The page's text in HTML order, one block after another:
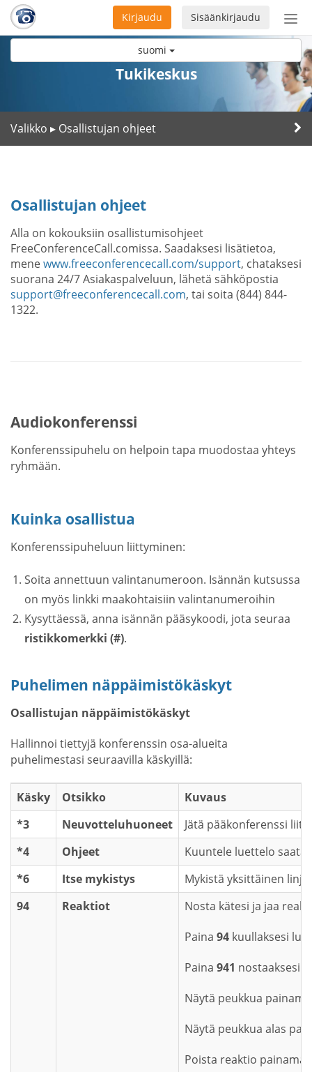
suomi
Sisäänkirjaudu
Kirjaudu
Tukikeskus
Valikko ▸ Osallistujan ohjeet
Osallistujan ohjeet
Alla on kokouksiin osallistumisohjeet
FreeConferenceCall.comissa. Saadaksesi lisätietoa,
menewww.freeconferencecall.com/support, chataksesi
suorana 24/7 Asiakaspalveluun, lähetä sähköpostia
support@freeconferencecall.com, tai soita (844) 844-
1322.
Audiokonferenssi
Konferenssipuhelu on helpoin tapa muodostaa yhteys
ryhmään.
Kuinka osallistua
Konferenssipuheluun liittyminen:
Soita annettuun valintanumeroon. Isännän kutsussa
on myös linkki maakohtaisiin valintanumeroihin
Kysyttäessä, anna isännän pääsykoodi, jota seuraa
ristikkomerkki (#).
Puhelimen näppäimistökäskyt
Osallistujan näppäimistökäskyt
Hallinnoi tiettyjä konferenssin osa-alueita
puhelimestasi seuraavilla käskyillä:
Käsky Otsikko
Kuvaus
*3
Neuvotteluhuoneet
Jätä pääkonferenssi
*4
Ohjeet
Kuuntele luettelo
*6
Itse mykistys
Mykistä yksittäinen
94
Reaktiot
Nosta kätesi ja jaa
Paina 94 kuullaksesi
Paina 941 nostaaksesi
Näytä peukkua
Näytä peukkua alas
Poista reaktio